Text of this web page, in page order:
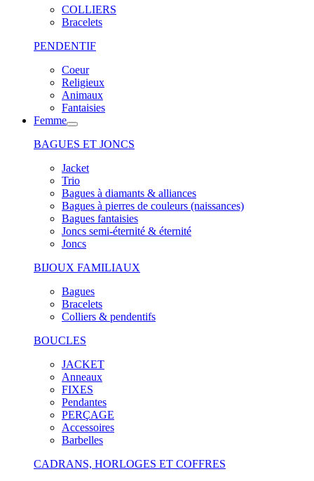
COLLIERS
Bracelets
PENDENTIF
Coeur
Religieux
Animaux
Fantaisies
Femme
BAGUES ET JONCS
Jacket
Trio
Bagues à diamants & alliances
Bagues à pierres de couleurs (naissances)
Bagues fantaisies
Joncs semi-éternité & éternité
Joncs
BIJOUX FAMILIAUX
Bagues
Bracelets
Colliers & pendentifs
BOUCLES
JACKET
Anneaux
FIXES
Pendantes
PERÇAGE
Accessoires
Barbelles
CADRANS, HORLOGES ET COFFRES